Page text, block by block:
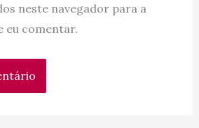
neste navegador para a
eu comentar.